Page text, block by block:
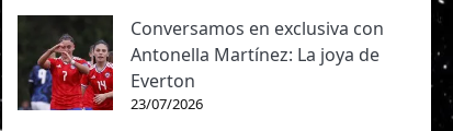
Conversamos en exclusiva con
Antonella Martínez: La joya de
Everton
23/07/2026